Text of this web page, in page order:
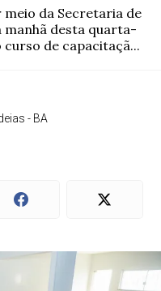
da Secretaria de
manhã desta quarta-
de capacitaçã...
- BA